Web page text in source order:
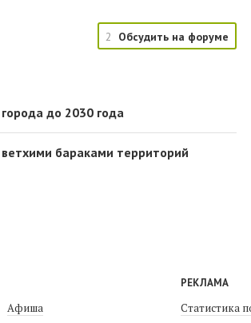
2 Обсудить на форуме
до 2030 года
бараками территорий
Афиша
РЕКЛАМА
Статистика